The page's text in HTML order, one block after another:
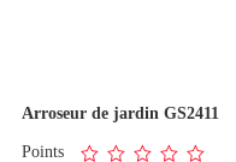
Arroseur de jardin GS2411
Points